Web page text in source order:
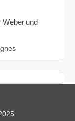
Weber und